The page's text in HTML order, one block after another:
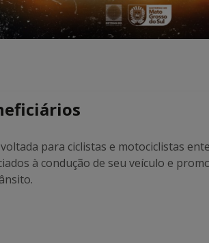
para ciclistas e motociclistas
à condução de seu veículo e